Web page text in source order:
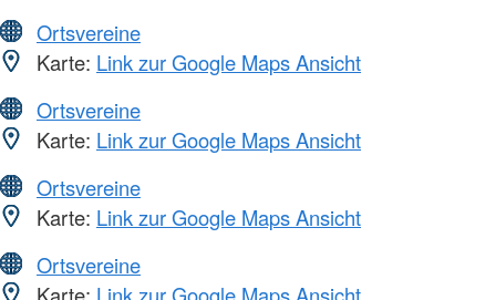
Ortsvereine
Karte: Link zur Google Maps Ansicht
Ortsvereine
Karte: Link zur Google Maps Ansicht
Ortsvereine
Karte: Link zur Google Maps Ansicht
Ortsvereine
Karte: Link zur Google Maps Ansicht